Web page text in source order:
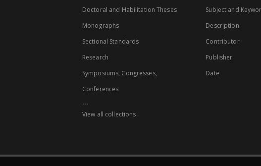
Doctoral and Habilitation Theses
Monographs
Sectional Standards
Research
Symposiums, Congresses,
Conferences
...
View all collections
Subject and
Description
Contributor
Publisher
Date